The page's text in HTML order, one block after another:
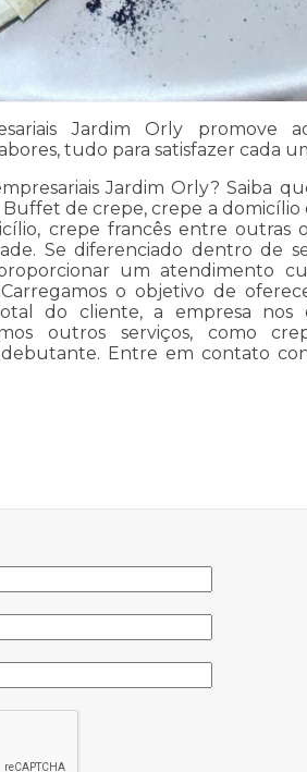
Jardim Orly promove
tudo para satisfazer cada
Jardim Orly? Saiba
de crepe, crepe a domicílio
crepe francês entre outras
Se diferenciado dentro de
um atendimento
o objetivo de
do cliente, a empresa nos
outros serviços, como
Entre em contato